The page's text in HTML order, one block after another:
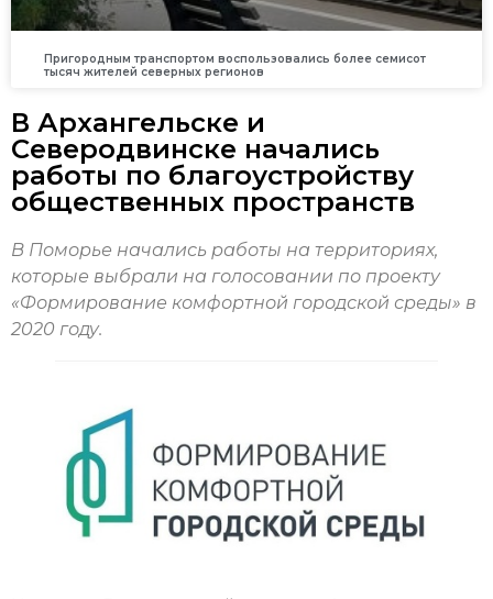
Пригородным транспортом воспользовались более семисот
тысяч жителей северных регионов
В Архангельске и
Северодвинске начались
работы по благоустройству
общественных пространств
В Поморье начались работы на территориях,
которые выбрали на голосовании по проекту
«Формирование комфортной городской среды» в
2020 году.